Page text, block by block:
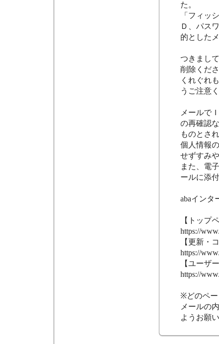
た。
「フィッ
Ｄ、パス
的とした
つきまし
削除くだ
くれぐれ
うご注意
メールで
の再確認
ものとさ
個人情報
せずすみ
また、電
ールに添
abaインタ
【トップ
https://
【更新・
https://
【ユーザ
https://
※どのペー
メールの
ようお願